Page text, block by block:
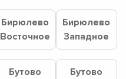
Бирюлево
Восточное
Бирюлево
Западное
Бутово
Бутово